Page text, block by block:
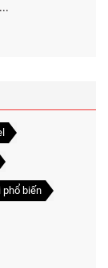
phổ biến